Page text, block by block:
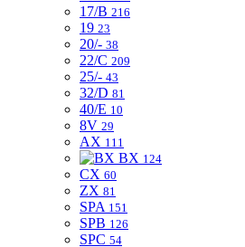
17/B 216
19 23
20/- 38
22/C 209
25/- 43
32/D 81
40/E 10
8V 29
AX 111
BX 124
CX 60
ZX 81
SPA 151
SPB 126
SPC 54